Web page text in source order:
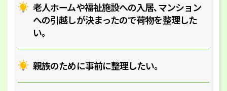
老人ホームや福祉施設への入居､マンション
への引越しが決まったので荷物を整理した
い｡
親族のために事前に整理したい｡